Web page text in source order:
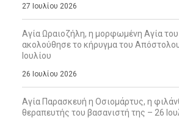
27 Ιουλίου 2026
Αγία Ωραιοζήλη, η μορφωμένη Αγία
ακολούθησε το κήρυγμα του
Ιουλίου
26 Ιουλίου 2026
Αγία Παρασκευή η Οσιομάρτυς, η
θεραπευτής του βασανιστή της – 26